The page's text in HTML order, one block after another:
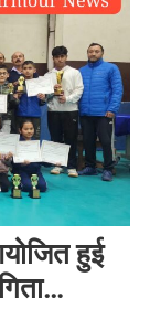
हुई